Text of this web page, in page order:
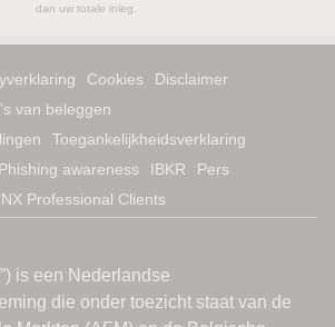
dan uw totale inleg.
Cookies
Disclaimer
van beleggen
Toegankelijkheidsverklaring
Phishing awareness IBKR
Pers
Professional Clients